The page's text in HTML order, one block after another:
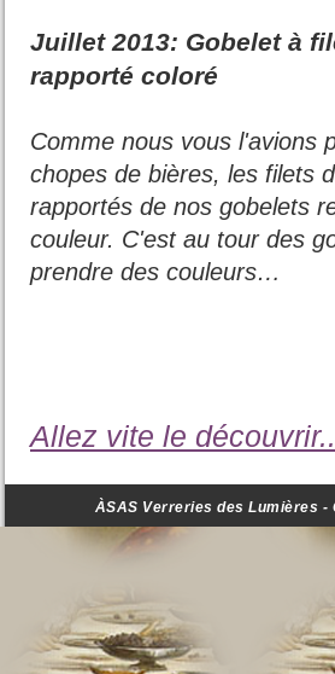
Juillet 2013: Gobelet à
rapporté coloré
Comme nous vous l'avions
chopes de bières, les filets
rapportés de nos gobelets
couleur. C'est au tour des
prendre des couleurs…
Allez vite le
ÀSAS Verreries des Lumières -